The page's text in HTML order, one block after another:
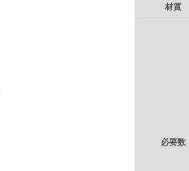
材質
必要数